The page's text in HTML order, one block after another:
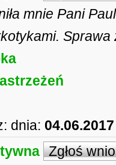
mnie Pani
Sprawa
dnia:
Zgłoś